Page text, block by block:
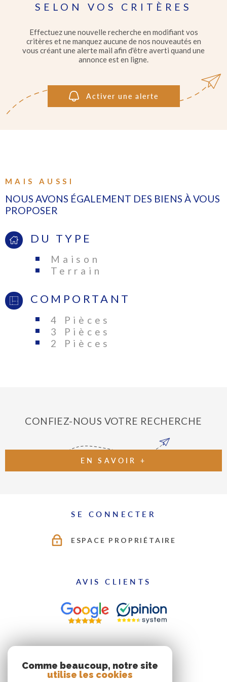
GÉRER
SELON VOS CRITÈRES
Effectuez une nouvelle recherche en modifiant vos
critères et ne manquez aucune de nos nouveautés en
vous créant une alerte mail afin d'être averti quand une
annonce est en ligne.
Activer une alerte
MAIS AUSSI
NOUS AVONS ÉGALEMENT DES BIENS À VOUS
PROPOSER
DU TYPE
Maison
Terrain
COMPORTANT
4 Pièces
3 Pièces
2 Pièces
CONFIEZ-NOUS VOTRE RECHERCHE
EN SAVOIR +
SE CONNECTER
ESPACE PROPRIÉTAIRE
AVIS CLIENTS
ADHÉRENTS
Comme beaucoup, notre site
utilise les cookies
PIÈCES
RÉFÉRENCE
CRITÈRES SUPPLÉMENTAIRES
Piscine
Parking